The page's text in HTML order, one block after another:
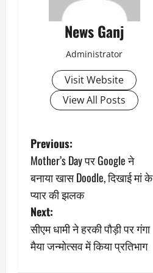
News Ganj
Administrator
Visit Website
View All Posts
P
o
s
t
n
Previous:
Mother’s Day पर Google ने
बनाया खास Doodle, दिखाई मां के
प्यार की झलक
Next:
सीएम धामी ने हरकी पौड़ी पर गंगा
मैया जन्मोत्सव में किया प्रतिभाग